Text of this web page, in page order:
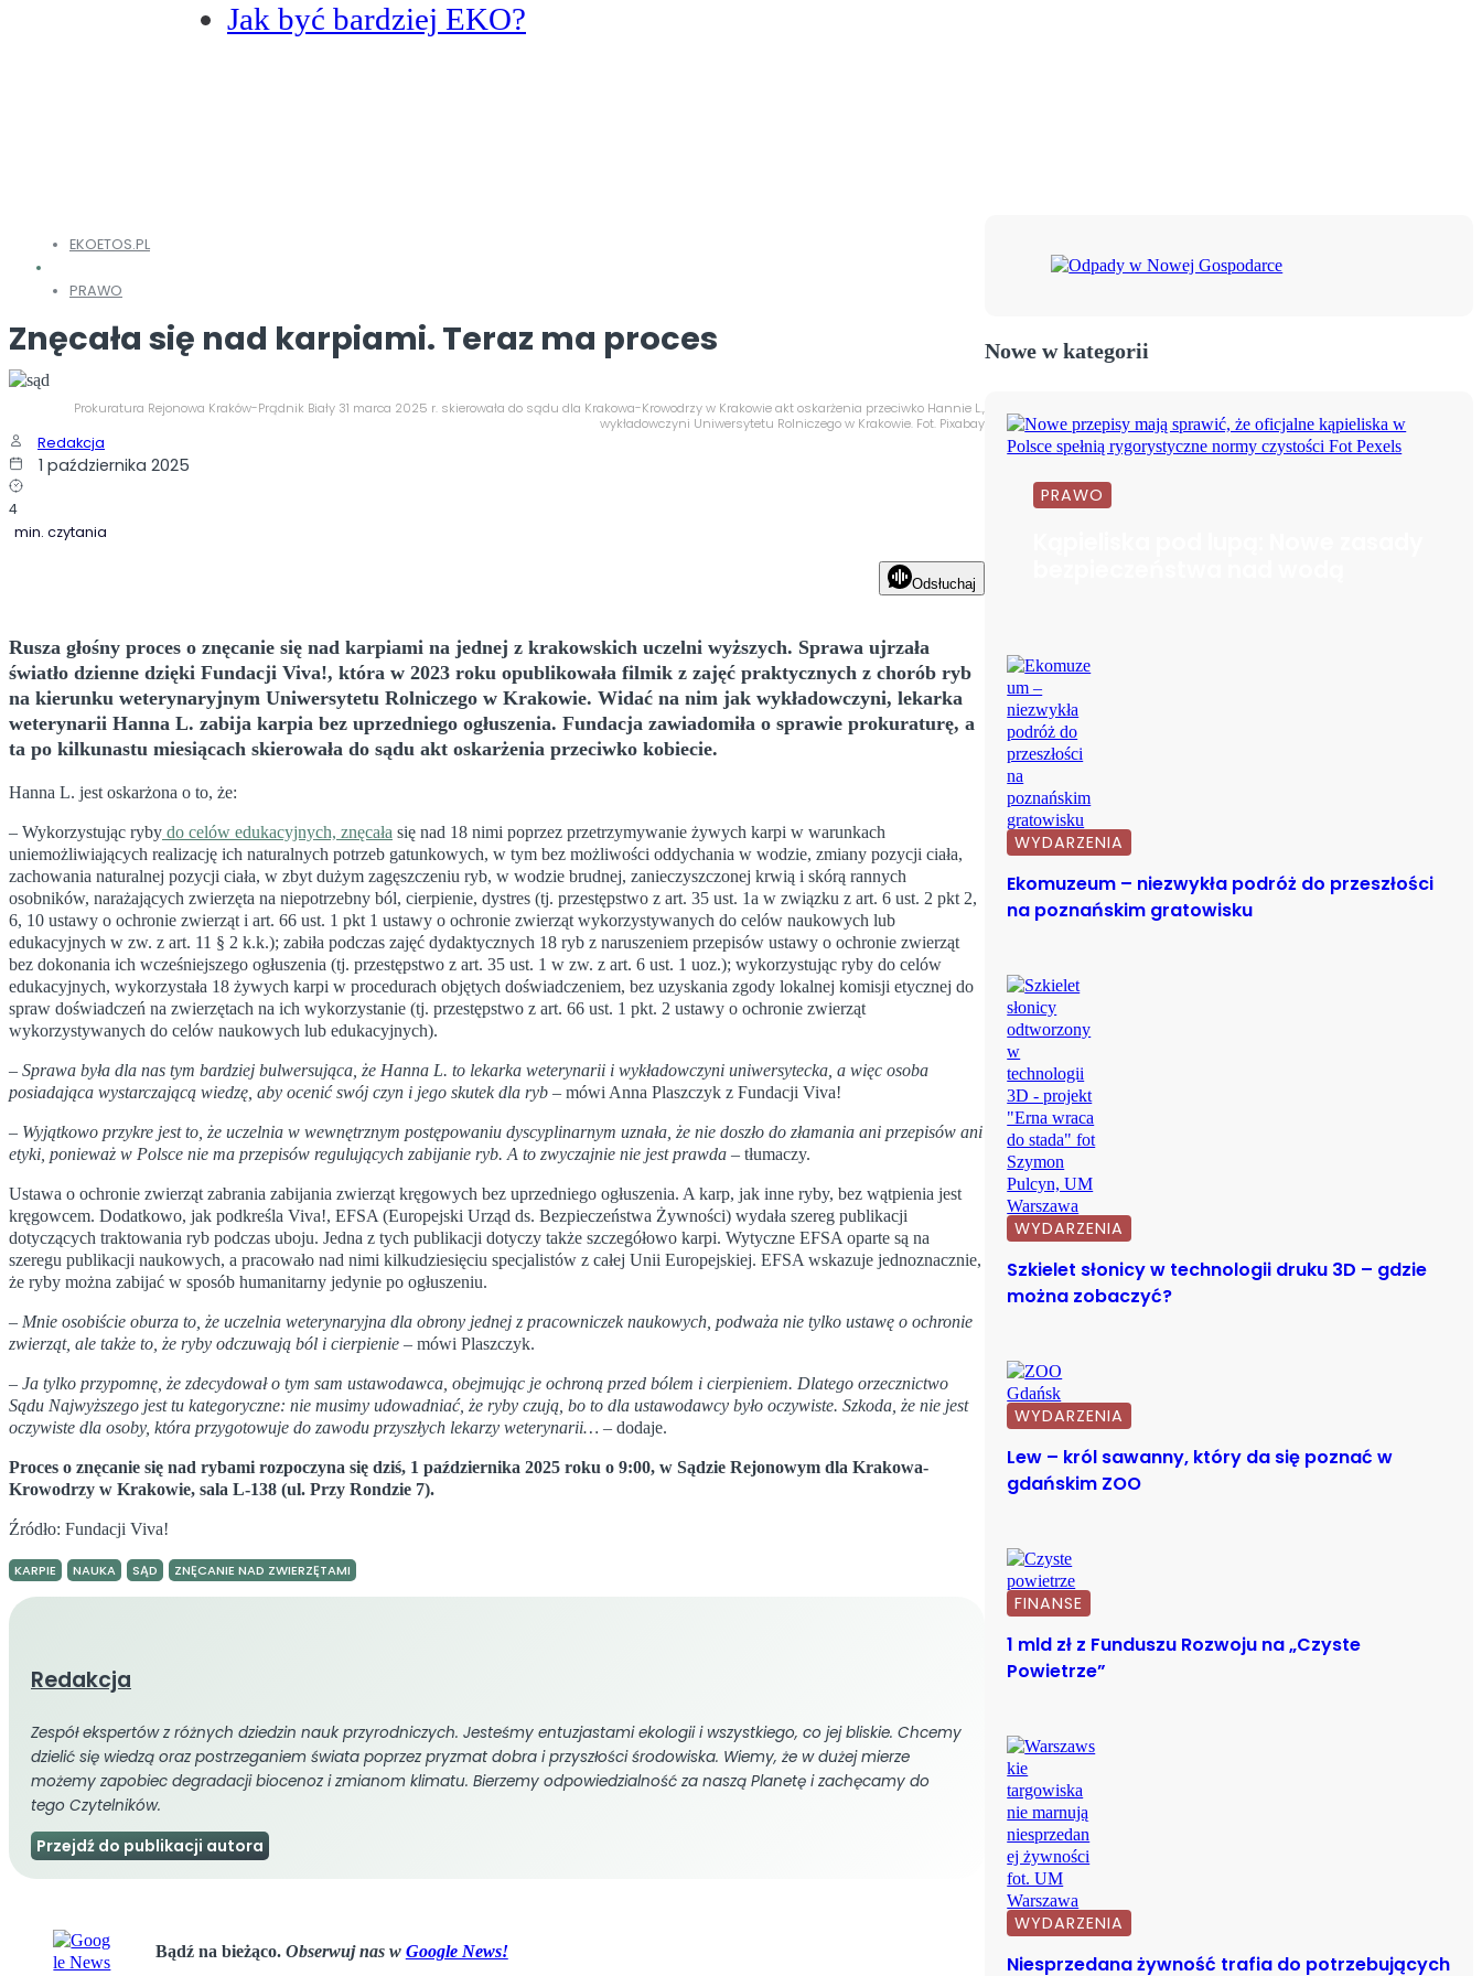
Jak być bardziej EKO?
EKOETOS.PL
PRAWO
Znęcała się nad karpiami. Teraz ma proces
Prokuratura Rejonowa Kraków-Prądnik Biały 31 marca 2025 r. skierowała do sądu dla Krakowa-Krowodrzy w Krakowie akt oskarżenia przeciwko Hannie L.,
wykładowczyni Uniwersytetu Rolniczego w Krakowie. Fot. Pixabay
Redakcja
1 października 2025
4
min. czytania
Odsłuchaj
Rusza głośny proces o znęcanie się nad karpiami na jednej z krakowskich uczelni wyższych. Sprawa ujrzała
światło dzienne dzięki Fundacji Viva!, która w 2023 roku opublikowała filmik z zajęć praktycznych z chorób ryb
na kierunku weterynaryjnym Uniwersytetu Rolniczego w Krakowie. Widać na nim jak wykładowczyni, lekarka
weterynarii Hanna L. zabija karpia bez uprzedniego ogłuszenia. Fundacja zawiadomiła o sprawie prokuraturę, a
ta po kilkunastu miesiącach skierowała do sądu akt oskarżenia przeciwko kobiecie.
Hanna L. jest oskarżona o to, że:
– Wykorzystując ryby do celów edukacyjnych, znęcała się nad 18 nimi poprzez przetrzymywanie żywych karpi w warunkach
uniemożliwiających realizację ich naturalnych potrzeb gatunkowych, w tym bez możliwości oddychania w wodzie, zmiany pozycji ciała,
zachowania naturalnej pozycji ciała, w zbyt dużym zagęszczeniu ryb, w wodzie brudnej, zanieczyszczonej krwią i skórą rannych
osobników, narażających zwierzęta na niepotrzebny ból, cierpienie, dystres (tj. przestępstwo z art. 35 ust. 1a w związku z art. 6 ust. 2 pkt 2,
6, 10 ustawy o ochronie zwierząt i art. 66 ust. 1 pkt 1 ustawy o ochronie zwierząt wykorzystywanych do celów naukowych lub
edukacyjnych w zw. z art. 11 § 2 k.k.); zabiła podczas zajęć dydaktycznych 18 ryb z naruszeniem przepisów ustawy o ochronie zwierząt
bez dokonania ich wcześniejszego ogłuszenia (tj. przestępstwo z art. 35 ust. 1 w zw. z art. 6 ust. 1 uoz.); wykorzystując ryby do celów
edukacyjnych, wykorzystała 18 żywych karpi w procedurach objętych doświadczeniem, bez uzyskania zgody lokalnej komisji etycznej do
spraw doświadczeń na zwierzętach na ich wykorzystanie (tj. przestępstwo z art. 66 ust. 1 pkt. 2 ustawy o ochronie zwierząt
wykorzystywanych do celów naukowych lub edukacyjnych).
– Sprawa była dla nas tym bardziej bulwersująca, że Hanna L. to lekarka weterynarii i wykładowczyni uniwersytecka, a więc osoba
posiadająca wystarczającą wiedzę, aby ocenić swój czyn i jego skutek dla ryb – mówi Anna Plaszczyk z Fundacji Viva!
– Wyjątkowo przykre jest to, że uczelnia w wewnętrznym postępowaniu dyscyplinarnym uznała, że nie doszło do złamania ani przepisów ani
etyki, ponieważ w Polsce nie ma przepisów regulujących zabijanie ryb. A to zwyczajnie nie jest prawda – tłumaczy.
Ustawa o ochronie zwierząt zabrania zabijania zwierząt kręgowych bez uprzedniego ogłuszenia. A karp, jak inne ryby, bez wątpienia jest
kręgowcem. Dodatkowo, jak podkreśla Viva!, EFSA (Europejski Urząd ds. Bezpieczeństwa Żywności) wydała szereg publikacji
dotyczących traktowania ryb podczas uboju. Jedna z tych publikacji dotyczy także szczegółowo karpi. Wytyczne EFSA oparte są na
szeregu publikacji naukowych, a pracowało nad nimi kilkudziesięciu specjalistów z całej Unii Europejskiej. EFSA wskazuje jednoznacznie,
że ryby można zabijać w sposób humanitarny jedynie po ogłuszeniu.
– Mnie osobiście oburza to, że uczelnia weterynaryjna dla obrony jednej z pracowniczek naukowych, podważa nie tylko ustawę o ochronie
zwierząt, ale także to, że ryby odczuwają ból i cierpienie – mówi Plaszczyk.
– Ja tylko przypomnę, że zdecydował o tym sam ustawodawca, obejmując je ochroną przed bólem i cierpieniem. Dlatego orzecznictwo
Sądu Najwyższego jest tu kategoryczne: nie musimy udowadniać, że ryby czują, bo to dla ustawodawcy było oczywiste. Szkoda, że nie jest
oczywiste dla osoby, która przygotowuje do zawodu przyszłych lekarzy weterynarii… – dodaje.
Proces o znęcanie się nad rybami rozpoczyna się dziś, 1 października 2025 roku o 9:00, w Sądzie Rejonowym dla Krakowa-
Krowodrzy w Krakowie, sala L-138 (ul. Przy Rondzie 7).
Źródło: Fundacji Viva!
KARPIE NAUKA SĄD ZNĘCANIE NAD ZWIERZĘTAMI
Redakcja
Zespół ekspertów z różnych dziedzin nauk przyrodniczych. Jesteśmy entuzjastami ekologii i wszystkiego, co jej bliskie. Chcemy
dzielić się wiedzą oraz postrzeganiem świata poprzez pryzmat dobra i przyszłości środowiska. Wiemy, że w dużej mierze
możemy zapobiec degradacji biocenoz i zmianom klimatu. Bierzemy odpowiedzialność za naszą Planetę i zachęcamy do
tego Czytelników.
Przejdź do publikacji autora
Bądź na bieżąco. Obserwuj nas w Google News!
Nowe w kategorii
PRAWO
WYDARZENIA
Ekomuzeum – niezwykła podróż do przeszłości
na poznańskim gratowisku
WYDARZENIA
Szkielet słonicy w technologii druku 3D – gdzie
można zobaczyć?
WYDARZENIA
Lew – król sawanny, który da się poznać w
gdańskim ZOO
FINANSE
1 mld zł z Funduszu Rozwoju na „Czyste
Powietrze”
WYDARZENIA
Niesprzedana żywność trafia do potrzebujących